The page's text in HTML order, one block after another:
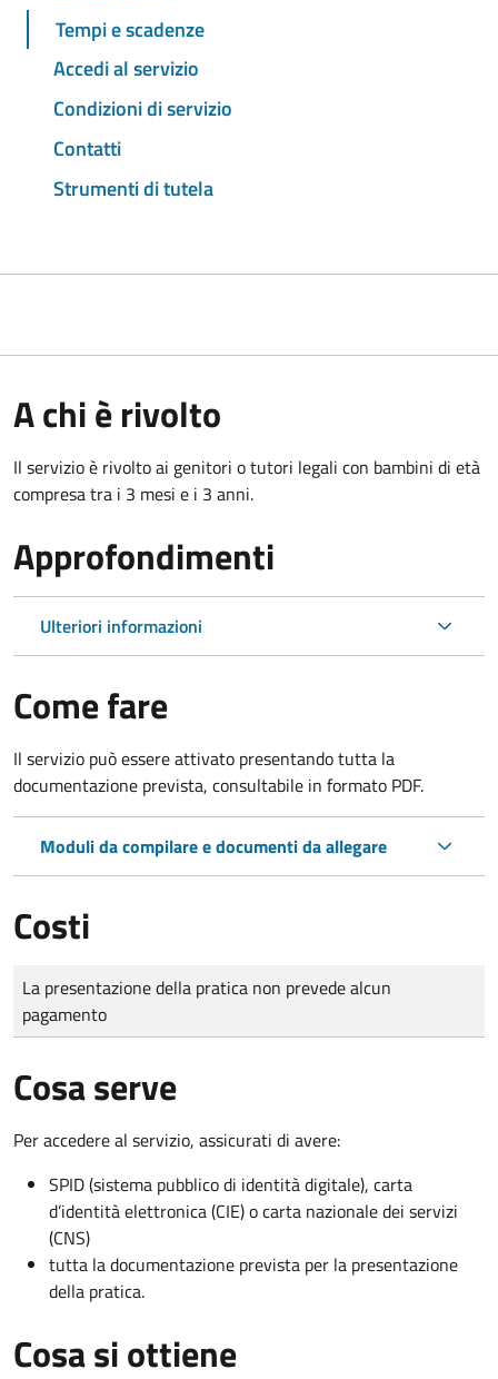
Tempi e scadenze
Accedi al servizio
Condizioni di servizio
Contatti
Strumenti di tutela
A chi è rivolto
Il servizio è rivolto ai genitori o tutori legali con bambini di età
compresa tra i 3 mesi e i 3 anni.
Approfondimenti
Ulteriori informazioni
Come fare
Il servizio può essere attivato presentando tutta la
documentazione prevista, consultabile in formato PDF.
Moduli da compilare e documenti da allegare
Costi
Tipo di pagamento
Importo
La presentazione della pratica non prevede alcun
pagamento
Cosa serve
Per accedere al servizio, assicurati di avere:
SPID (sistema pubblico di identità digitale), carta
d’identità elettronica (CIE) o carta nazionale dei servizi
(CNS)
tutta la documentazione prevista per la presentazione
della pratica.
Cosa si ottiene